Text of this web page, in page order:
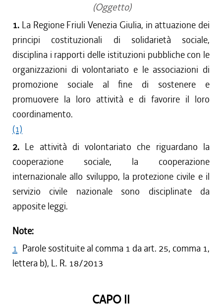
(Oggetto)
1. La Regione Friuli Venezia Giulia, in attuazione dei
principi costituzionali di solidarietà sociale,
disciplina i rapporti delle istituzioni pubbliche con le
organizzazioni di volontariato e le associazioni di
promozione sociale al fine di sostenere e
promuovere la loro attività e di favorire il loro
coordinamento.
(1)
2. Le attività di volontariato che riguardano la
cooperazione sociale, la cooperazione
internazionale allo sviluppo, la protezione civile e il
servizio civile nazionale sono disciplinate da
apposite leggi.
Note:
1 Parole sostituite al comma 1 da art. 25, comma 1,
lettera b), L. R. 18/2013
CAPO II